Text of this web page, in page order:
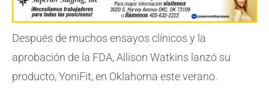
Después de muchos ensayos clínicos y la
aprobación de la FDA, Allison Watkins lanzó su
producto, YoniFit, en Oklahoma este verano.